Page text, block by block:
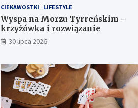
CIEKAWOSTKI LIFESTYLE
Wyspa na Morzu Tyrreńskim –
krzyżówka i rozwiązanie
30 lipca 2026